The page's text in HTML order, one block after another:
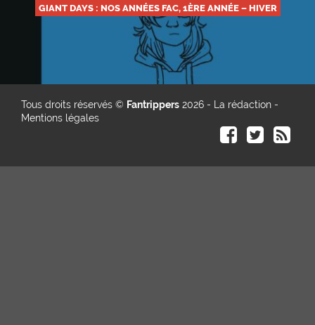
GIANT DAYS : NOS ANNÉES FAC, 1ÈRE ANNÉE – HIVER
Tous droits réservés © Fantrippers 2026 - La rédaction -
Mentions légales